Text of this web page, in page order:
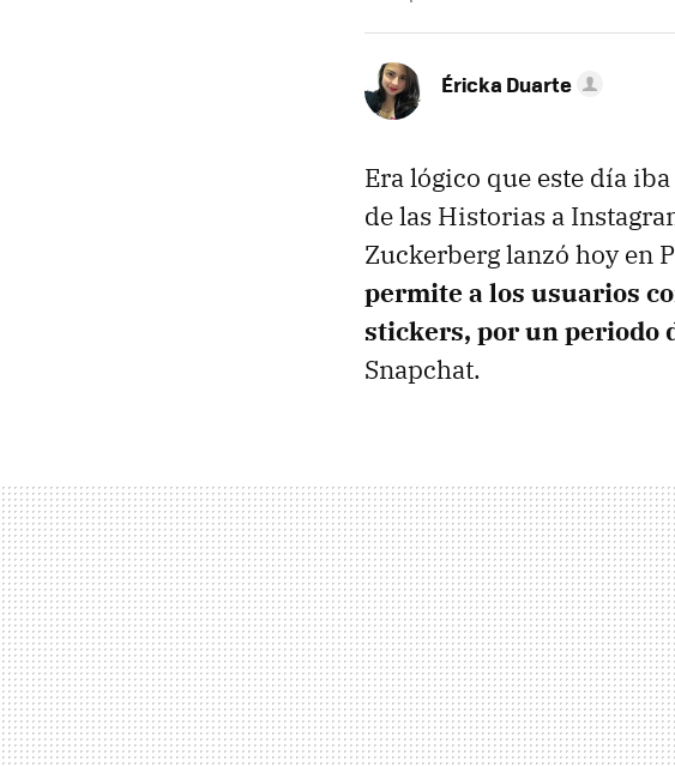
Éricka Duarte
Era lógico que este día
de las Historias a
Zuckerberg lanzó hoy en
permite a los usuarios
stickers, por un periodo
Snapchat.